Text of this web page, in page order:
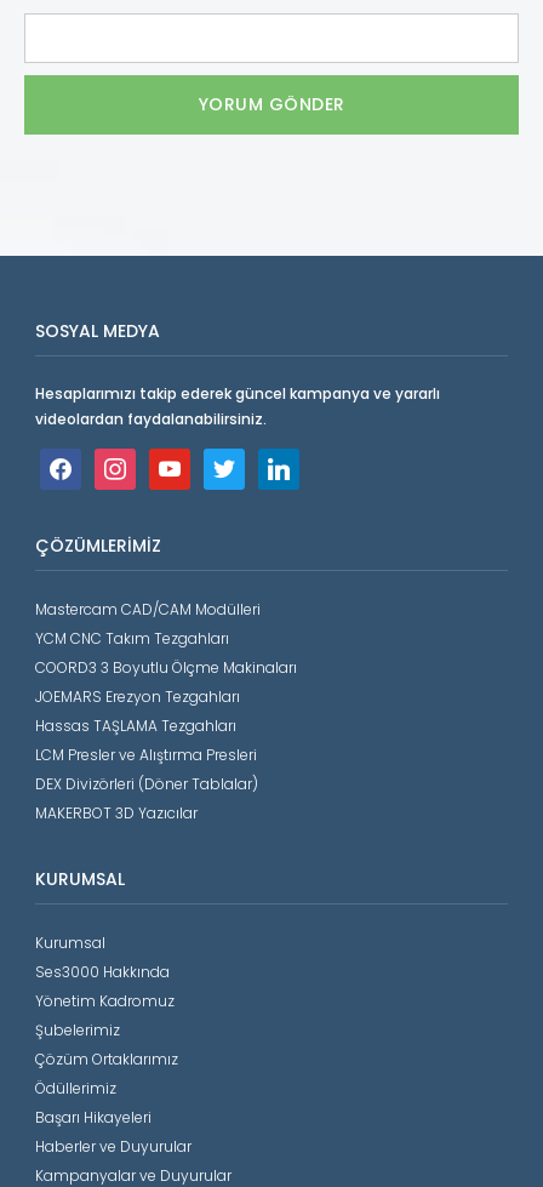
SOSYAL MEDYA
Hesaplarımızı takip ederek güncel kampanya ve yararlı
videolardan faydalanabilirsiniz.
facebookinstagramyoutube twitter linkedin
ÇÖZÜMLERIMIZ
Mastercam CAD/CAM Modülleri
YCM CNC Takım Tezgahları
COORD3 3 Boyutlu Ölçme Makinaları
JOEMARS Erezyon Tezgahları
Hassas TAŞLAMA Tezgahları
LCM Presler ve Alıştırma Presleri
DEX Divizörleri (Döner Tablalar)
MAKERBOT 3D Yazıcılar
KURUMSAL
Kurumsal
Ses3000 Hakkında
Yönetim Kadromuz
Şubelerimiz
Çözüm Ortaklarımız
Ödüllerimiz
Başarı Hikayeleri
Haberler ve Duyurular
Kampanyalar ve Duyurular